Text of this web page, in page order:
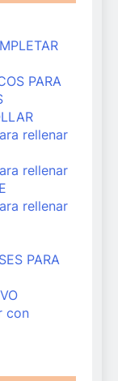
PARA
rellenar
rellenar
rellenar
PARA
con